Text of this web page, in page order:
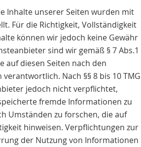
Inhalte unserer Seiten wurden mit
Für die Richtigkeit, Vollständigkeit
können wir jedoch keine Gewähr
sind wir gemäß § 7 Abs.1
auf diesen Seiten nach den
Nach §§ 8 bis 10 TMG
jedoch nicht verpflichtet,
fremde Informationen zu
Umständen zu forschen, die auf
hinweisen. Verpflichtungen zur
der Nutzung von Informationen